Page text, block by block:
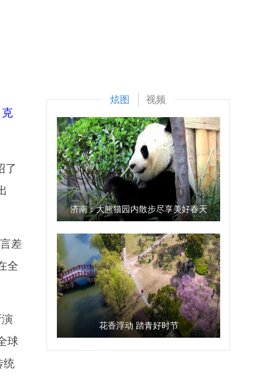
了
差
全
球
统
炫图 视频
济南：大熊猫园内散步尽享美好春天
花香浮动 踏青好时节